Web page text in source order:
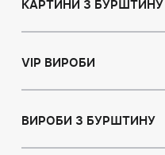
КАРТИНИ З БУРШТИНУ
Іменні ікони
VIP ВИРОБИ
Ікони з пластин
ВИРОБИ З БУРШТИНУ